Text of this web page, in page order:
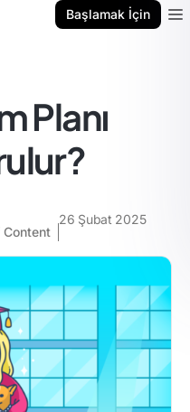
Başlamak İçin
Planı
Content
26 Şubat 2025